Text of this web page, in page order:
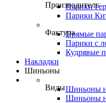
Производитель
Парики
Парики
ФактураПрямые
Парики с
Кудрявые
Накладки
Шиньоны
ВидыШиньоны
Шиньоны